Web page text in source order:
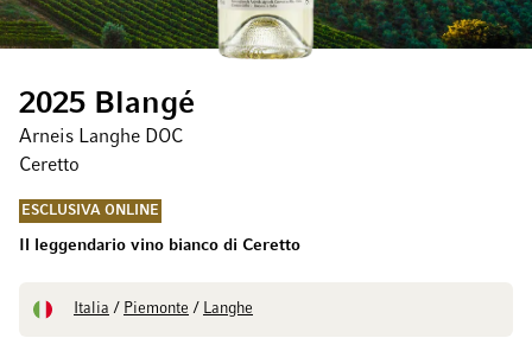
2025 Blangé
Arneis Langhe DOC
Ceretto
ESCLUSIVA ONLINE
Il leggendario vino bianco di Ceretto
Italia / Piemonte / Langhe